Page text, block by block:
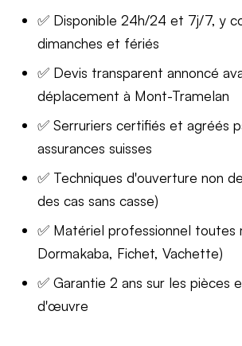
✅ Disponible 24h/24 et 7j/7, y
dimanches et fériés
✅ Devis transparent annoncé
déplacement à Mont-Tramelan
✅ Serruriers certifiés et agréés
assurances suisses
✅ Techniques d'ouverture non
des cas sans casse)
✅ Matériel professionnel toutes
Dormakaba, Fichet, Vachette)
✅ Garantie 2 ans sur les pièces
d'œuvre